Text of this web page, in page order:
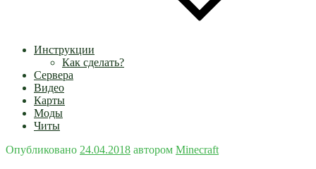
Инструкции
Как сделать?
Сервера
Видео
Карты
Моды
Читы
Опубликовано 24.04.2018 автором Minecraft